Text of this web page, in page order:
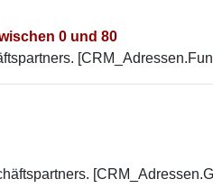
0 und 80